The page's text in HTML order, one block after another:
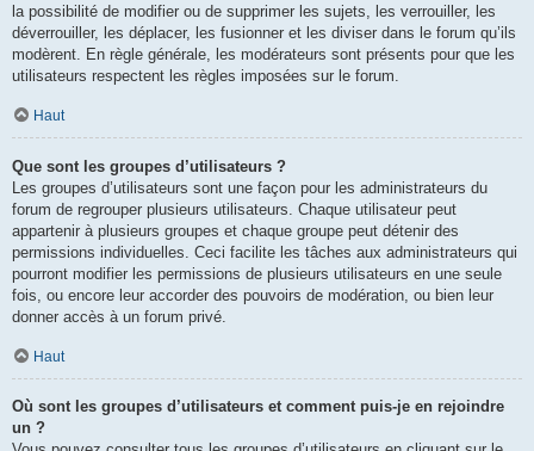
la possibilité de modifier ou de supprimer les sujets, les verrouiller, les
déverrouiller, les déplacer, les fusionner et les diviser dans le forum qu’ils
modèrent. En règle générale, les modérateurs sont présents pour que les
utilisateurs respectent les règles imposées sur le forum.
Haut
Que sont les groupes d’utilisateurs ?
Les groupes d’utilisateurs sont une façon pour les administrateurs du
forum de regrouper plusieurs utilisateurs. Chaque utilisateur peut
appartenir à plusieurs groupes et chaque groupe peut détenir des
permissions individuelles. Ceci facilite les tâches aux administrateurs qui
pourront modifier les permissions de plusieurs utilisateurs en une seule
fois, ou encore leur accorder des pouvoirs de modération, ou bien leur
donner accès à un forum privé.
Haut
Où sont les groupes d’utilisateurs et comment puis-je en rejoindre
un ?